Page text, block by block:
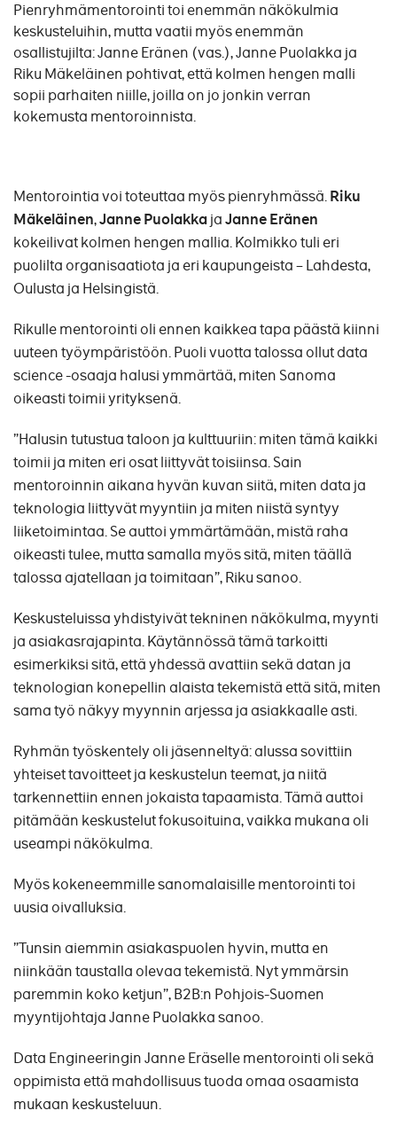
Pienryhmämentorointi toi enemmän näkökulmia
keskusteluihin, mutta vaatii myös enemmän
osallistujilta: Janne Eränen (vas.), Janne Puolakka ja
Riku Mäkeläinen pohtivat, että kolmen hengen malli
sopii parhaiten niille, joilla on jo jonkin verran
kokemusta mentoroinnista.
Mentorointia voi toteuttaa myös pienryhmässä.Riku
Mäkeläinen,Janne PuolakkajaJanne Eränen
kokeilivat kolmen hengen mallia. Kolmikko tuli eri
puolilta organisaatiota ja eri kaupungeista – Lahdesta,
Oulusta ja Helsingistä.
Rikulle mentorointi oli ennen kaikkea tapa päästä kiinni
uuteen työympäristöön. Puoli vuotta talossa ollut data
science -osaaja halusi ymmärtää, miten Sanoma
oikeasti toimii yrityksenä.
”Halusin tutustua taloon ja kulttuuriin: miten tämä kaikki
toimii ja miten eri osat liittyvät toisiinsa. Sain
mentoroinnin aikana hyvän kuvan siitä, miten data ja
teknologia liittyvät myyntiin ja miten niistä syntyy
liiketoimintaa. Se auttoi ymmärtämään, mistä raha
oikeasti tulee, mutta samalla myös sitä, miten täällä
talossa ajatellaan ja toimitaan”, Riku sanoo.
Keskusteluissa yhdistyivät tekninen näkökulma, myynti
ja asiakasrajapinta. Käytännössä tämä tarkoitti
esimerkiksi sitä, että yhdessä avattiin sekä datan ja
teknologian konepellin alaista tekemistä että sitä, miten
sama työ näkyy myynnin arjessa ja asiakkaalle asti.
Ryhmän työskentely oli jäsenneltyä: alussa sovittiin
yhteiset tavoitteet ja keskustelun teemat, ja niitä
tarkennettiin ennen jokaista tapaamista. Tämä auttoi
pitämään keskustelut fokusoituina, vaikka mukana oli
useampi näkökulma.
Myös kokeneemmille sanomalaisille mentorointi toi
uusia oivalluksia.
”Tunsin aiemmin asiakaspuolen hyvin, mutta en
niinkään taustalla olevaa tekemistä. Nyt ymmärsin
paremmin koko ketjun”, B2B:n Pohjois-Suomen
myyntijohtaja Janne Puolakka sanoo.
Data Engineeringin Janne Eräselle mentorointi oli sekä
oppimista että mahdollisuus tuoda omaa osaamista
mukaan keskusteluun.